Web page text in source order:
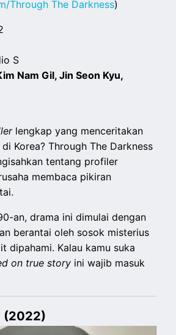
Through The Darkness)
S
Nam Gil, Jin Seon Kyu,
lengkap yang menceritakan
Korea? Through The Darkness
tentang profiler
membaca pikiran
an, drama ini dimulai dengan
berantai oleh sosok misterius
dipahami. Kalau kamu suka
on true story ini wajib masuk
(2022)